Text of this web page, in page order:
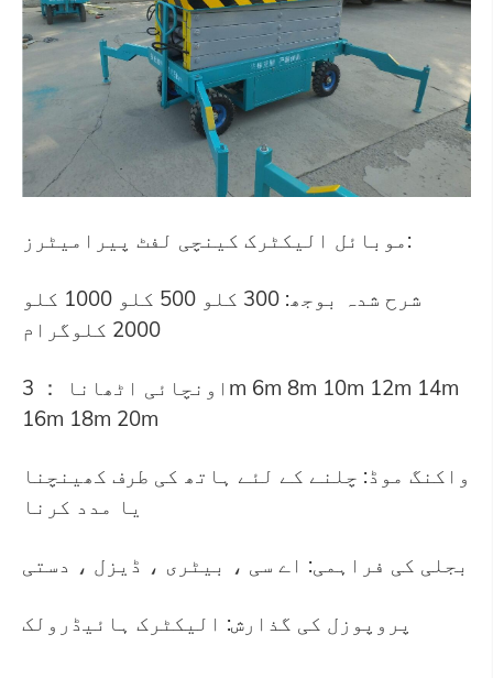
موبائل الیکٹرک کینچی لفٹ پیرامیٹرز:
شرح شدہ بوجھ: 300 کلو 500 کلو 1000 کلو
2000 کلوگرام
اونچائی اٹھانا ： 3m 6m 8m 10m 12m 14m
16m 18m 20m
واکنگ موڈ: چلنے کے لئے ہاتھ کی طرف کھینچنا
یا مدد کرنا
بجلی کی فراہمی: اے سی ، بیٹری ، ڈیزل ، دستی
پروپوزل کی گذارش: الیکٹرک ہائیڈرولک